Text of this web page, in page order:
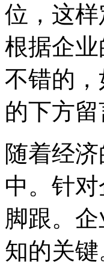
位，这
根据企
不错的
的下方留
随着经
中。针
脚跟。
知的关